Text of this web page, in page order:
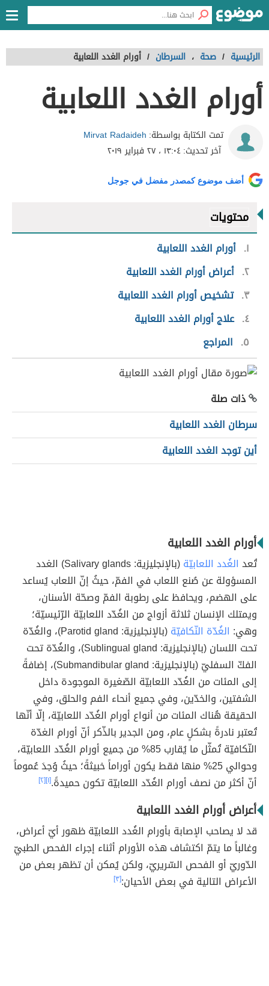
الرئيسية / صحة ، السرطان / أورام الغدد اللعابية
أورام الغدد اللعابية
تمت الكتابة بواسطة: Mirvat Radaideh
آخر تحديث:١٣:٠٤ ، ٢٧ فبراير ٢٠١٩
أضف موضوع كمصدر مفضل في جوجل
محتويات
١ أورام الغدد اللعابية
٢ أعراض أورام الغدد اللعابية
٣ تشخيص أورام الغدد اللعابية
٤ علاج أورام الغدد اللعابية
٥
المراجع
ذات صلة
سرطان الغدد اللعابية
أين توجد الغدد اللعابية
أورام الغدد اللعابية
تُعد الغُدد اللعابيّة
(بالإنجليزية: Salivary glands) الغدد
المسؤولة عن صُنع اللعاب في الفمّ، حيثُ إنّ اللعاب يُساعد
على الهضم، ويحافظ على رطوبة الفمّ وصحّة الأسنان،
ويمتلك الإنسان ثلاثة أزواج من الغُدّد اللعابيّة الرّئيسيّة؛
وهي: الغُدّة النّكافيّة
(بالإنجليزية: Parotid gland)، والغُدّة
تحت اللسان (بالإنجليزية: Sublingual gland)، والغُدّة تحت
الفكّ السفليّ (بالإنجليزية: Submandibular gland)، إضافةً
إلى المئات من الغُدّد اللعابيّة الصّغيرة الموجودة داخل
الشفتين، والخدّين، وفي جميع أنحاء الفم والحلق، وفي
الحقيقة هُناك المئات من أنواع أورام الغُدّد اللعابيّة، إلّا أنّها
تُعتبر نادرةً بشكلٍ عام، ومن الجدير بالذّكر أنّ أورام الغدّة
النّكافيّة تُمثّل ما يُقارب 85% من جميع أورام الغُدّد اللعابيّة،
وحوالي 25% منها فقط يكون أوراماً خبيثةً؛ حيثُ وُجدَ عُموماً
أنّ أكثر من نصف أورام الغُدّد اللعابيّة تكون حميدةً.[١] [٢]
أعراض أورام الغدد اللعابية
قد لا يصاحب الإصابة بأورام الغُدد اللعابيّة ظهور أيّ أعراض،
وغالباً ما يتمّ اكتشاف هذه الأورام أثناء إجراء الفحص الطبيّ
الدّوريّ أو الفحص السّريريّ، ولكن يُمكن أن تظهر بعض من
الأعراض التالية في بعض الأحيان:[٣]